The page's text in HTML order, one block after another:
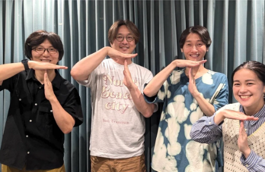
お知らせ
イベント・グッズ
YouTube
会社情報